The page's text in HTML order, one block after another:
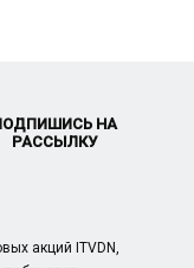
НА
РАССЫЛКУ
акций ITVDN,